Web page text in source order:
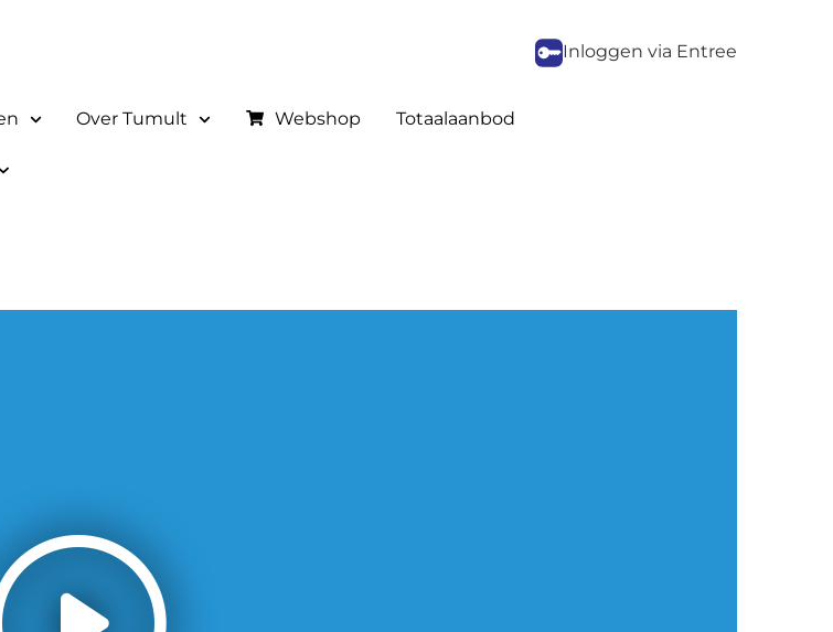
Inloggen via Entree
Over Tumult Webshop Totaalaanbod